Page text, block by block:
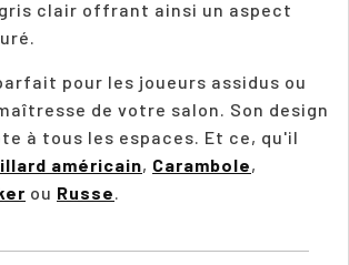
clair offrant ainsi un aspect
pour les joueurs assidus ou
de votre salon. Son design
à tous les espaces. Et ce, qu'il
américain, Carambole,
ou Russe.